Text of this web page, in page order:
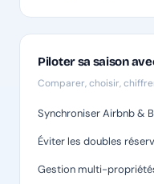
Piloter sa saison
Comparer, choisir,
Synchroniser Airbnb &
Éviter les doubles
Gestion multi-